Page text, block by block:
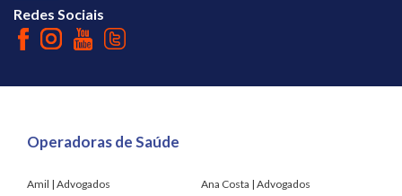
Redes Sociais
Operadoras de Saúde
Amil | Advogados
Ana Costa | Advogados